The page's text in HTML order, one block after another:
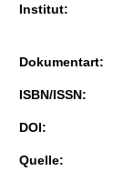
Institut:
Dokumentart:
ISBN/ISSN:
DOI:
Quelle: